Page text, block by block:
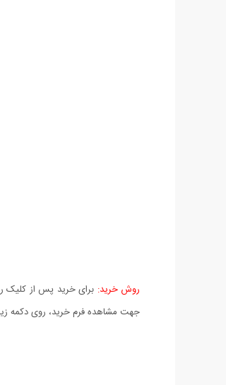
روش خرید: برای خرید پس از کلیک
جهت مشاهده فرم خرید، روی دکمه